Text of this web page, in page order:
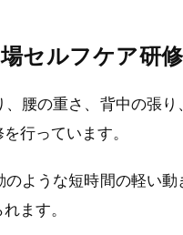
セルフケア研
腰の重さ、背中の張
行っています。
ような短時間の軽い
ます。